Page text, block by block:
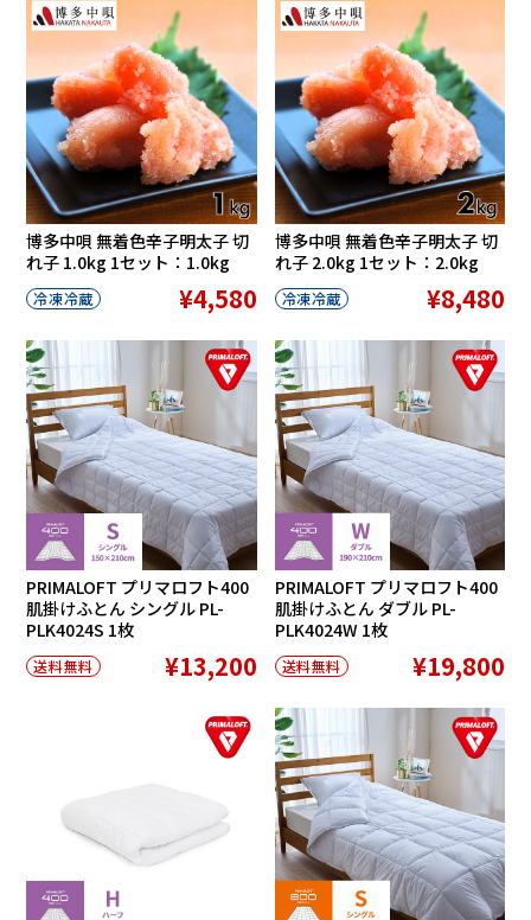
博多中唄 無着色辛子明太子 切
れ子 1.0kg 1セット：1.0kg
冷凍冷蔵 ¥4,580
博多中唄 無着色辛子明太子 切
れ子 2.0kg 1セット：2.0kg
冷凍冷蔵 ¥8,480
PRIMALOFT プリマロフト400
肌掛けふとん シングル PL-
PLK4024S 1枚
送料無料 ¥13,200
PRIMALOFT プリマロフト400
肌掛けふとん ダブル PL-
PLK4024W 1枚
送料無料 ¥19,800